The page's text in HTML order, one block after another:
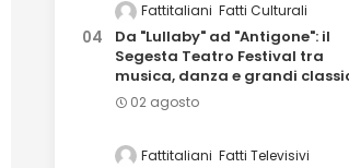
Fattitaliani Fatti Culturali
Da "Lullaby" ad "Antigone": il
Segesta Teatro Festival tra
musica, danza e grandi
02 agosto
Fattitaliani Fatti Televisivi